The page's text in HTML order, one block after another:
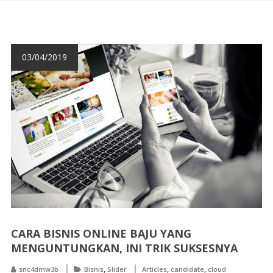
03/04/2019
CARA BISNIS ONLINE BAJU YANG
MENGUNTUNGKAN, INI TRIK SUKSESNYA
snc4dmw3b Bisnis, Slider Articles, candidate, cloud